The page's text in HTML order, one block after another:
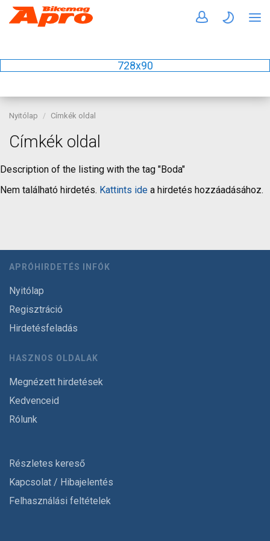
728x90
Nyitólap Címkék oldal
Címkék oldal
Description of the listing with the tag "Boda"
Nem található hirdetés. Kattints ide a hirdetés hozzáadásához.
APRÓHIRDETÉS INFÓK
Nyitólap
Regisztráció
Hirdetésfeladás
HASZNOS OLDALAK
Megnézett hirdetések
Kedvenceid
Rólunk
Részletes kereső
Kapcsolat / Hibajelentés
Felhasználási feltételek